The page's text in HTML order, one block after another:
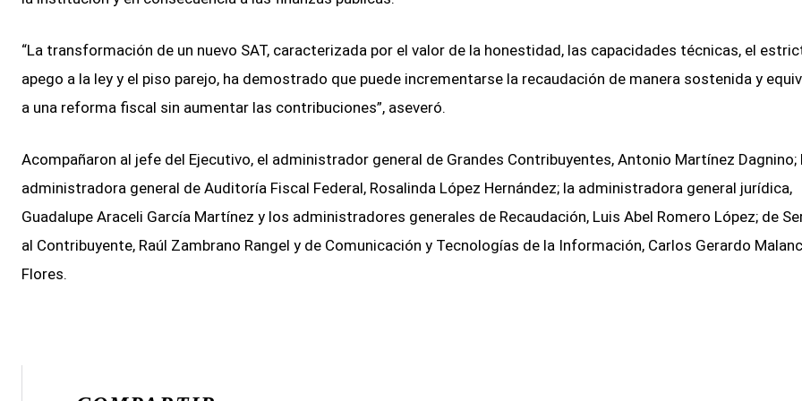
“La transformación de un nuevo SAT, caracterizada por el valor de la honestidad, las capacidades técnicas, el
apego a la ley y el piso parejo, ha demostrado que puede incrementarse la recaudación de manera sostenida y
a una reforma fiscal sin aumentar las contribuciones”, aseveró.
Acompañaron al jefe del Ejecutivo, el administrador general de Grandes Contribuyentes, Antonio Martínez Dagnino;
administradora general de Auditoría Fiscal Federal, Rosalinda López Hernández; la administradora general jurídica,
Guadalupe Araceli García Martínez y los administradores generales de Recaudación, Luis Abel Romero López; de
al Contribuyente, Raúl Zambrano Rangel y de Comunicación y Tecnologías de la Información, Carlos Gerardo
Flores.